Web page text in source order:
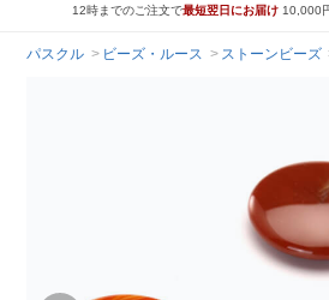
12時までのご注文で最短翌日にお届け 10,000
パスクル ビーズ・ルース ストーンビーズ